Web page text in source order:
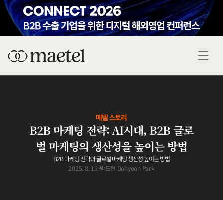
메텔 스토리
B2B 마케팅 전략: AI시대, B2B 글로
벌 마케팅의 생산성을 높이는 방법
B2B 마케팅 전략과 글로벌 마케팅 생산성 높이는 방법
2025. 8. 15.박도현 Dohyeon Park